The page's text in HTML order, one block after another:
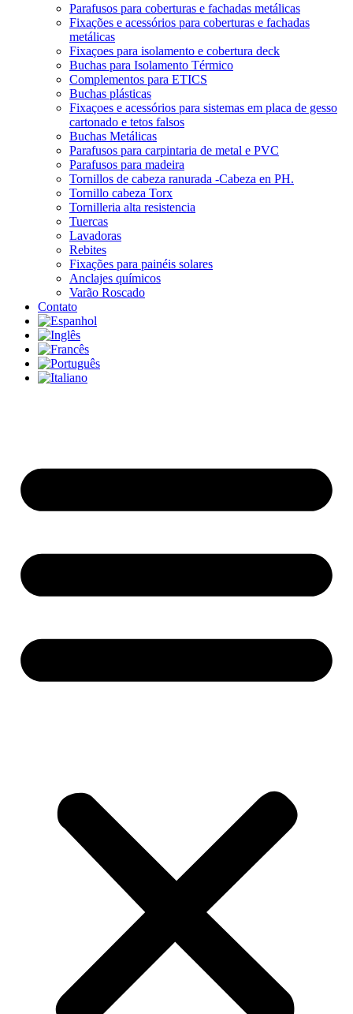
Parafusos para coberturas e fachadas metálicas
Fixações e acessórios para coberturas e fachadas
metálicas
Fixaçoes para isolamento e cobertura deck
Buchas para Isolamento Térmico
Complementos para ETICS
Buchas plásticas
Fixaçoes e acessórios para sistemas em placa de gesso
cartonado e tetos falsos
Buchas Metálicas
Parafusos para carpintaria de metal e PVC
Parafusos para madeira
Tornillos de cabeza ranurada -Cabeza en PH.
Tornillo cabeza Torx
Tornilleria alta resistencia
Tuercas
Lavadoras
Rebites
Fixações para painéis solares
Anclajes químicos
Varão Roscado
Contato